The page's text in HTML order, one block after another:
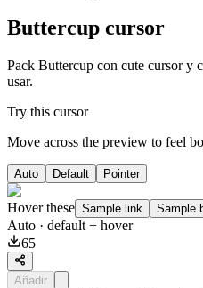
Buttercup cursor
Pack Buttercup con cute cursor y
usar.
Try this cursor
Move across the preview to feel
Auto Default Pointer
Hover these Sample link Sample
Auto · default + hover
65
Añadir